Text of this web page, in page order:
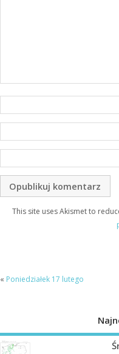
This site uses Akismet to
« Poniedziałek 17 lutego